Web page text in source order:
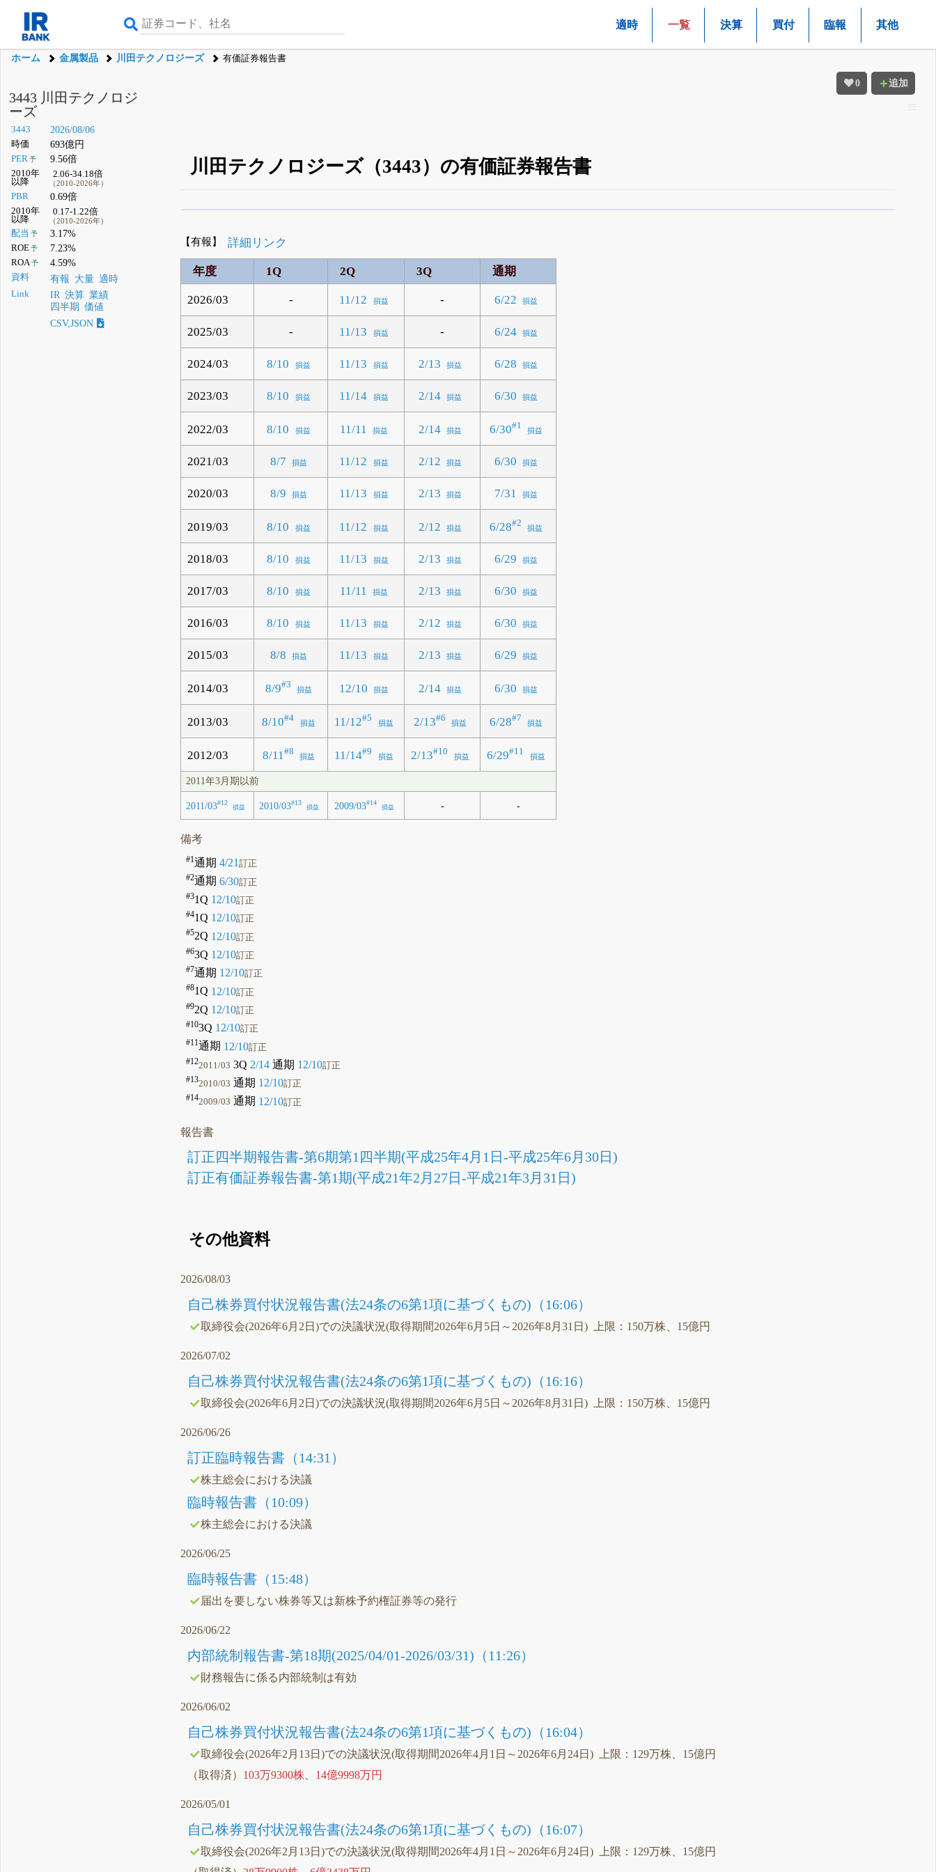
適時 一覧 決算 買付 臨報 其他
ホーム 金属製品 川田テクノロジーズ 有価証券報告書
0 追加
3443 川田テクノロジ
ーズ
3443 2026/08/06
時価 693億円
PER予 9.56倍
2010年
以降
2.06-34.18倍
（2010-2026年）
PBR 0.69倍
2010年
以降
0.17-1.22倍
（2010-2026年）
配当 予 3.17%
ROE予 7.23%
ROA予 4.59%
資料 有報 大量 適時
Link IR 決算 業績
四半期
価値
CSV,JSON
川田テクノロジーズ（3443）の有価証券報告書
無料でβ版をはじめる
登録すると永久30%OFFと米株版の先行利用も付きます
【有報】 詳細リンク
年度 1Q 2Q 3Q 通期
2026/03 - 11/12 損益 - 6/22 損益
2025/03 - 11/13 損益 - 6/24 損益
2024/03 8/10 損益 11/13 損益 2/13 損益 6/28 損益
2023/03 8/10 損益 11/14 損益 2/14 損益 6/30 損益
2022/03 8/10 損益 11/11 損益 2/14 損益 6/30#1 損益
2021/03 8/7 損益 11/12 損益 2/12 損益 6/30 損益
2020/03 8/9 損益 11/13 損益 2/13 損益 7/31 損益
2019/03 8/10 損益 11/12 損益 2/12 損益 6/28#2 損益
2018/03 8/10 損益 11/13 損益 2/13 損益 6/29 損益
2017/03 8/10 損益 11/11 損益 2/13 損益 6/30 損益
2016/03 8/10 損益 11/13 損益 2/12 損益 6/30 損益
2015/03 8/8 損益 11/13 損益 2/13 損益 6/29 損益
2014/03 8/9#3 損益 12/10 損益 2/14 損益 6/30 損益
2013/03 8/10#4 損益 11/12#5 損益 2/13#6 損益 6/28#7 損益
2012/03 8/11 #8 損益 11/14#9 損益 2/13#10 損益 6/29#11 損益
2011年3月期以前
2011/03#12
損益 2010/03#13
損益 2009/03#14
損益 - -
備考
#1通期4/21訂正
#2通期6/30訂正
#31Q 12/10訂正
#41Q 12/10訂正
#52Q 12/10訂正
#63Q 12/10訂正
#7通期 12/10訂正
#81Q 12/10訂正
#92Q 12/10訂正
#103Q 12/10訂正
#11通期 12/10訂正
#122011/03 3Q 2/14 通期 12/10訂正
#132010/03 通期 12/10訂正
#142009/03 通期 12/10訂正
報告書
訂正四半期報告書-第6期第1四半期(平成25年4月1日-平成25年6月30日)
訂正有価証券報告書-第1期(平成21年2月27日-平成21年3月31日)
その他資料
2026/08/03
自己株券買付状況報告書(法24条の6第1項に基づくもの)（16:06）
取締役会(2026年6月2日)での決議状況(取得期間2026年6月5日～2026年8月31日) 上限：150万株、15億円
2026/07/02
自己株券買付状況報告書(法24条の6第1項に基づくもの)（16:16）
取締役会(2026年6月2日)での決議状況(取得期間2026年6月5日～2026年8月31日) 上限：150万株、15億円
2026/06/26
訂正臨時報告書（14:31）
株主総会における決議
臨時報告書（10:09）
株主総会における決議
2026/06/25
臨時報告書（15:48）
届出を要しない株券等又は新株予約権証券等の発行
2026/06/22
内部統制報告書-第18期(2025/04/01-2026/03/31)（11:26）
財務報告に係る内部統制は有効
2026/06/02
自己株券買付状況報告書(法24条の6第1項に基づくもの)（16:04）
取締役会(2026年2月13日)での決議状況(取得期間2026年4月1日～2026年6月24日) 上限：129万株、15億円
（取得済） 103万9300株 14億9998万円
2026/05/01
自己株券買付状況報告書(法24条の6第1項に基づくもの)（16:07）
取締役会(2026年2月13日)での決議状況(取得期間2026年4月1日～2026年6月24日) 上限：129万株、15億円